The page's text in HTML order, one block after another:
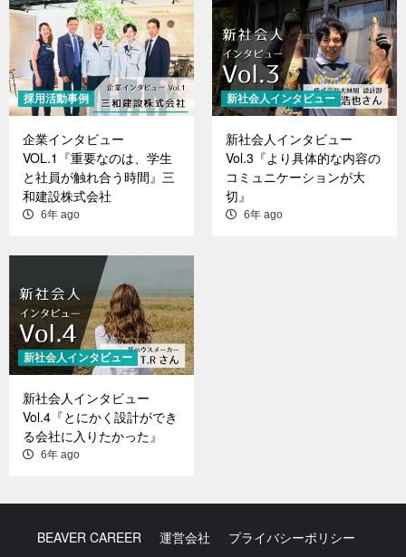
採用活動事例
企業インタビュー
VOL.1『重要なのは、学生
と社員が触れ合う時間』三
和建設株式会社
6年 ago
新社会人インタビュー
新社会人インタビュー
Vol.3『より具体的な内容の
コミュニケーションが大
切』
6年 ago
新社会人インタビュー
新社会人インタビュー
Vol.4『とにかく設計ができ
る会社に入りたかった』
6年 ago
BEAVER CAREER 運営会社 プライバシーポリシー